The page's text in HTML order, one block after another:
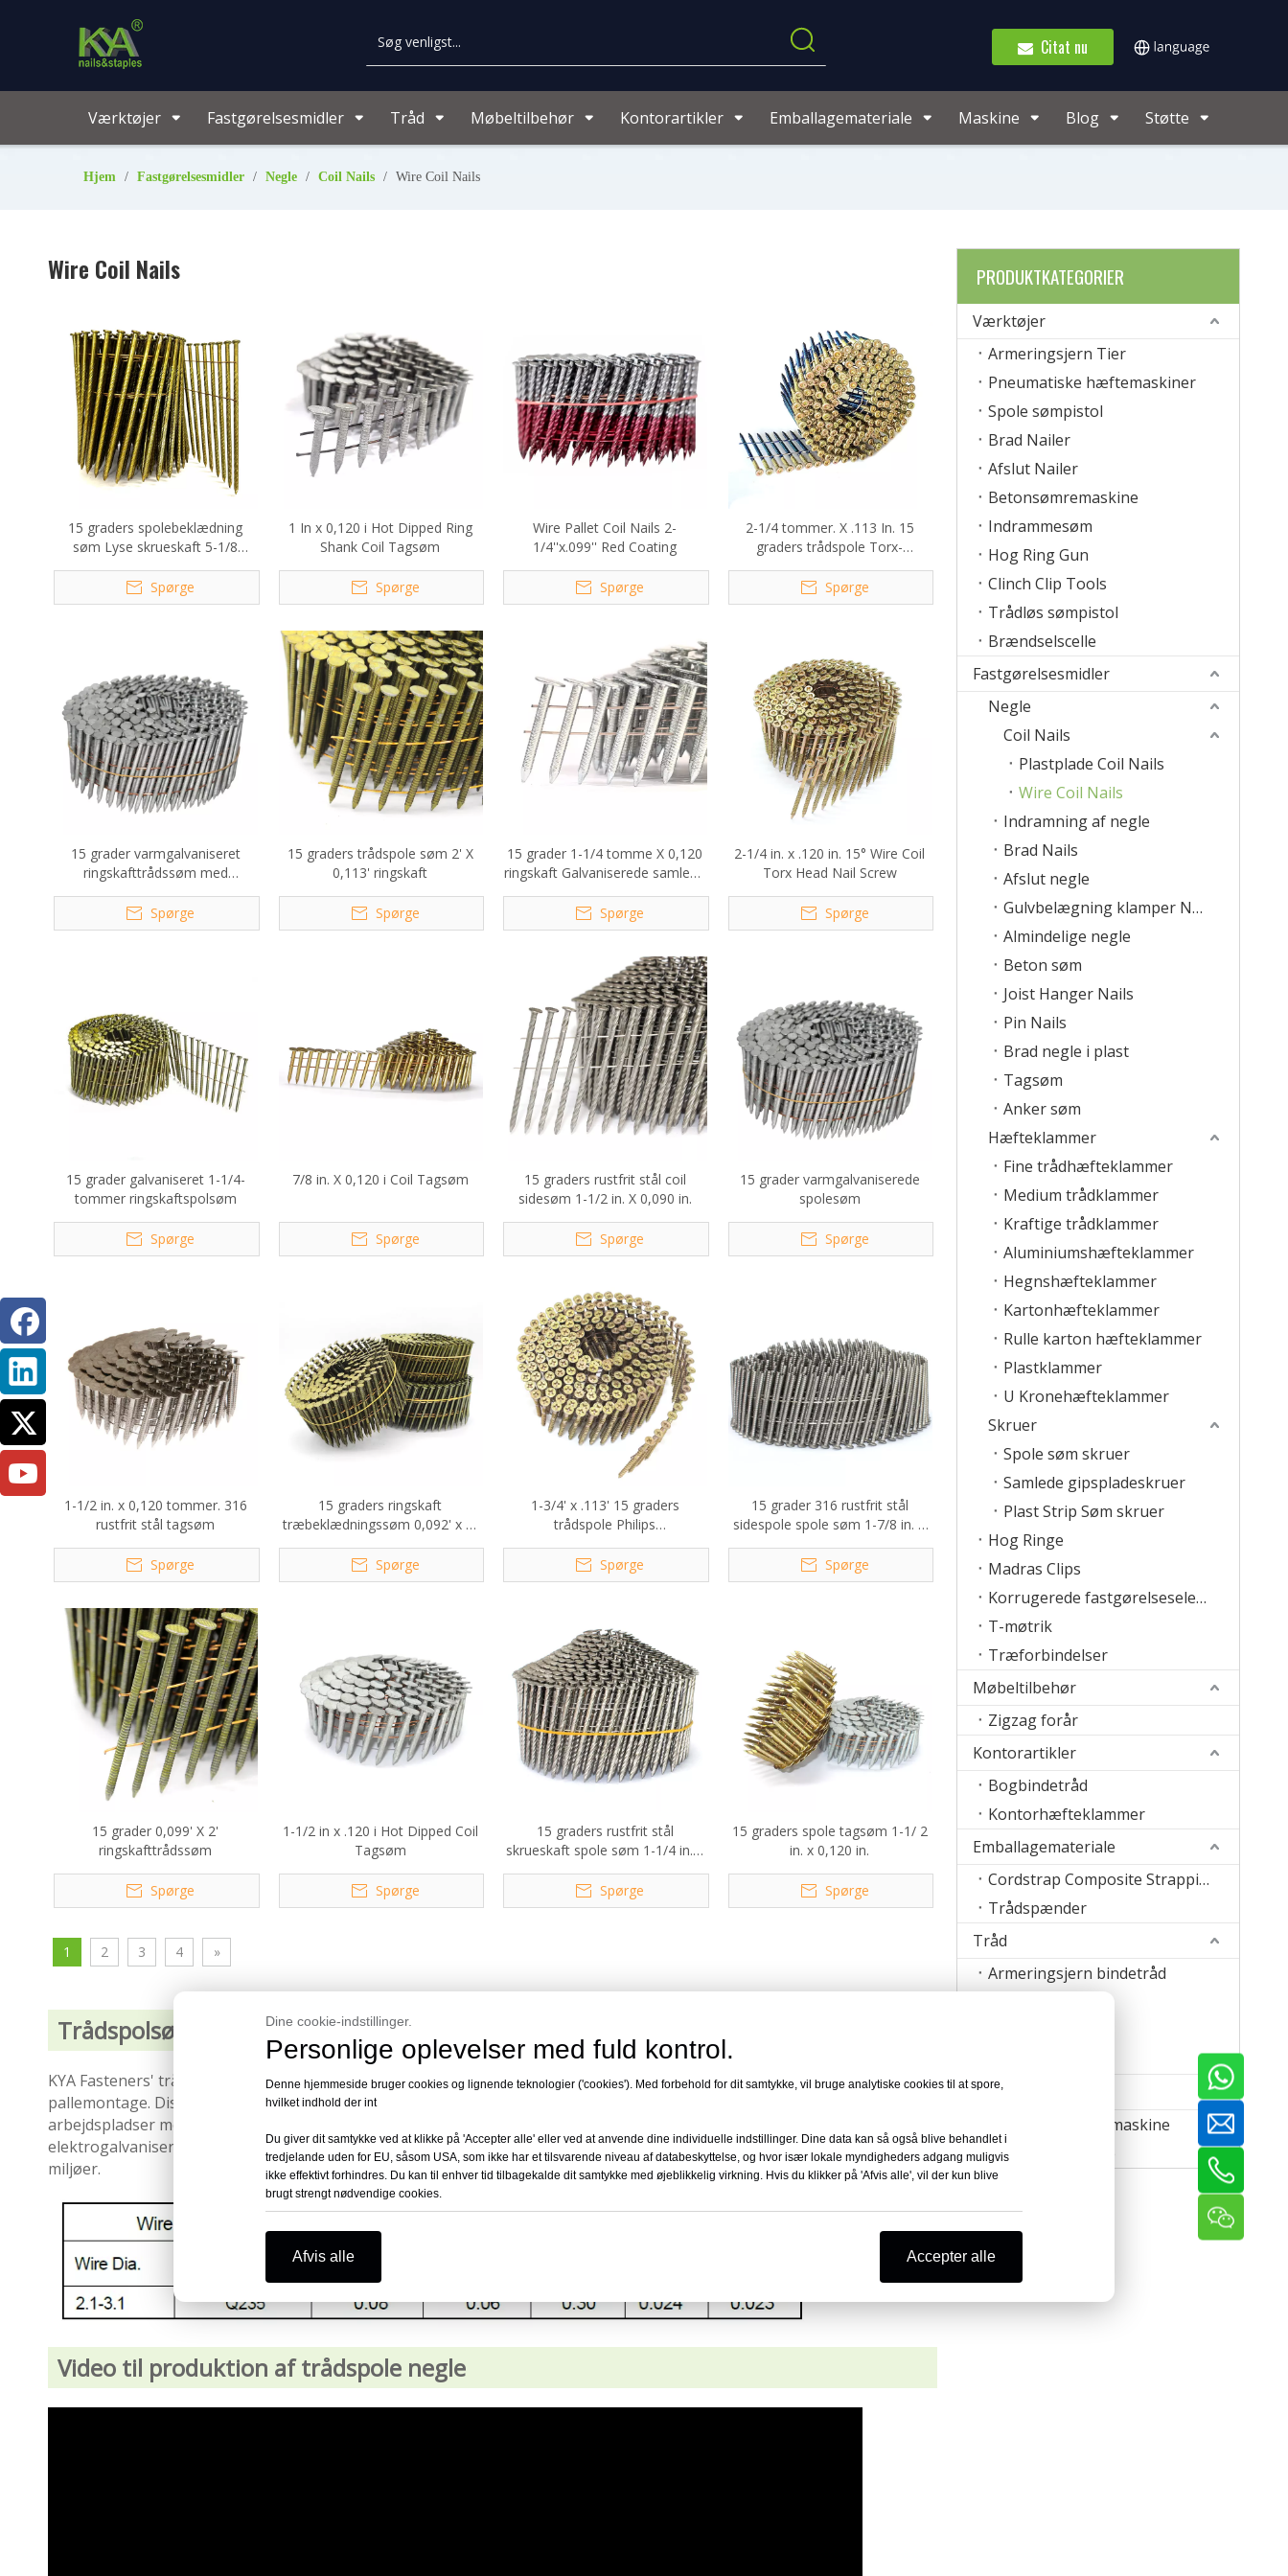
Citat nu
Værktøjer Fastgørelsesmidler Tråd Møbeltilbehør Kontorartikler Emballagemateriale Maskine Blog Støtte
Hjem / Fastgørelsesmidler / Negle / Coil Nails / Wire Coil Nails
Wire Coil Nails
15 graders spolebeklædning
søm Lyse skrueskaft 5-1/8
tomme X 0,150
Spørge
1 In x 0,120 i Hot Dipped Ring
Shank Coil Tagsøm
Spørge
Wire Pallet Coil Nails 2-
1/4''x.099'' Red Coating
Spørge
2-1/4 tommer. X .113 In. 15
graders trådspole Torx-
hoveddrevssømskruer
Spørge
15 grader varmgalvaniseret
ringskafttrådssøm med
spoleramme
Spørge
15 graders trådspole søm 2' X
0,113' ringskaft
Spørge
15 grader 1-1/4 tomme X 0,120
ringskaft Galvaniserede samlede
tagsøm
Spørge
2-1/4 in. x .120 in. 15° Wire Coil
Torx Head Nail Screw
Spørge
15 grader galvaniseret 1-1/4-
tommer ringskaftspolsøm
Spørge
7/8 in. X 0,120 i Coil Tagsøm
Spørge
15 graders rustfrit stål coil
sidesøm 1-1/2 in. X 0,090 in.
Spørge
15 grader varmgalvaniserede
spolesøm
Spørge
1-1/2 in. x 0,120 tommer. 316
rustfrit stål tagsøm
Spørge
15 graders ringskaft
træbeklædningssøm 0,092' x 1-
3/4'
Spørge
1-3/4' x .113' 15 graders
trådspole Philips
hovedskruesøm
Spørge
15 grader 316 rustfrit stål
sidespole spole søm 1-7/8 in. X
0,092 in.
Spørge
15 grader 0,099' X 2'
ringskafttrådssøm
Spørge
1-1/2 in x .120 i Hot Dipped Coil
Tagsøm
Spørge
15 graders rustfrit stål
skrueskaft spole søm 1-1/4 in. X
0,090 in.
Spørge
15 graders spole tagsøm 1-1/ 2
in. x 0,120 in.
Spørge
1 2 3 4 »
Trådspolsøm til byggeri og træbearbejdning
KYA Fasteners' trådspolsøm er designet til alsidig fastgørelse i applikationer som tagdækning, sidespor, indramning og
pallemontage. Disse søm, der fås i trådsvejsning og plastikplader, minimerer nedetid ved genopladning og sikrer rene
arbejdspladser med plastikbånd, der er nemme at bortskaffe. Med længder fra 1-1/2' til 3-1/4' og finish som blank,
elektrogalvaniseret, varmgalvaniseret og rustfrit stål tilbyder de holdbarhed og korrosionsbestandighed til forskellige
miljøer.
Video til produktion af trådspole negle
PRODUKTKATEGORIER
Værktøjer
Armeringsjern Tier
Pneumatiske hæftemaskiner
Spole sømpistol
Brad Nailer
Afslut Nailer
Betonsømremaskine
Indrammesøm
Hog Ring Gun
Clinch Clip Tools
Trådløs sømpistol
Brændselscelle
Fastgørelsesmidler
Negle
Coil Nails
Plastplade Coil Nails
Wire Coil Nails
Indramning af negle
Brad Nails
Afslut negle
Gulvbelægning klamper Negle
Almindelige negle
Beton søm
Joist Hanger Nails
Pin Nails
Brad negle i plast
Tagsøm
Anker søm
Hæfteklammer
Fine trådhæfteklammer
Medium trådklammer
Kraftige trådklammer
Aluminiumshæfteklammer
Hegnshæfteklammer
Kartonhæfteklammer
Rulle karton hæfteklammer
Plastklammer
U Kronehæfteklammer
Skruer
Spole søm skruer
Samlede gipspladeskruer
Plast Strip Søm skruer
Hog Ringe
Madras Clips
Korrugerede fastgørelseselementer
T-møtrik
Træforbindelser
Møbeltilbehør
Zigzag forår
Kontorartikler
Bogbindetråd
Kontorhæfteklammer
Emballagemateriale
Cordstrap Composite Strapping
Trådspænder
Tråd
Armeringsjern bindetråd
Maskine
Sømfremstillingsmaskine
Trådrullemaskine
Dine cookie-indstillinger.
Personlige oplevelser med fuld kontrol.
Denne hjemmeside bruger cookies og lignende teknologier ('cookies'). Med forbehold for dit samtykke, vil bruge analytiske cookies til at spore,
hvilket indhold der int
Du giver dit samtykke ved at klikke på 'Accepter alle' eller ved at anvende dine individuelle indstillinger. Dine data kan så også blive behandlet i
tredjelande uden for EU, såsom USA, som ikke har et tilsvarende niveau af databeskyttelse, og hvor især lokale myndigheders adgang muligvis
ikke effektivt forhindres. Du kan til enhver tid tilbagekalde dit samtykke med øjeblikkelig virkning. Hvis du klikker på 'Afvis alle', vil der kun blive
brugt strengt nødvendige cookies.
Afvis alle Accepter alle